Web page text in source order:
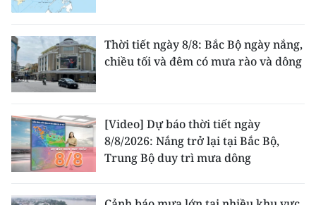
Thời tiết ngày 8/8: Bắc Bộ ngày nắng,
chiều tối và đêm có mưa rào và dông
[Video] Dự báo thời tiết ngày
8/8/2026: Nắng trở lại tại Bắc Bộ,
Trung Bộ duy trì mưa dông